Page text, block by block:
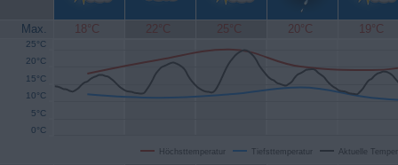
Max. 18°C 22°C 25°C 20°C 19°C
Höchsttemperatur Tiefsttemperatur Aktuelle
0°C
5°C
10°C
15°C
20°C
25°C